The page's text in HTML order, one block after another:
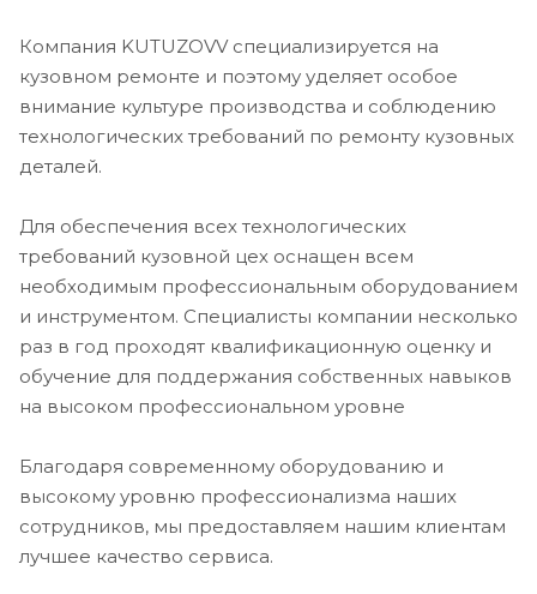
Компания KUTUZOVV специализируется на
кузовном ремонте и поэтому уделяет особое
внимание культуре производства и соблюдению
технологических требований по ремонту кузовных
деталей.
Для обеспечения всех технологических
требований кузовной цех оснащен всем
необходимым профессиональным оборудованием
и инструментом. Специалисты компании несколько
раз в год проходят квалификационную оценку и
обучение для поддержания собственных навыков
на высоком профессиональном уровне
Благодаря современному оборудованию и
высокому уровню профессионализма наших
сотрудников, мы предоставляем нашим клиентам
лучшее качество сервиса.